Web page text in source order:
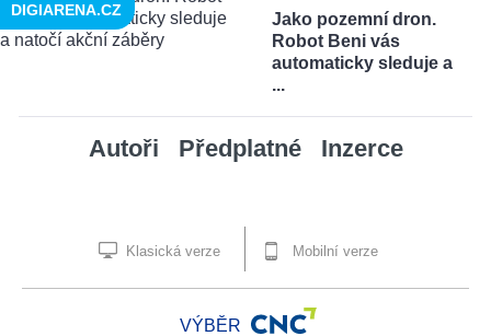
Jako pozemní dron.
Robot Beni vás
automaticky sleduje a
...
DIGIARENA.CZ
Autoři Předplatné Inzerce
Klasická verze Mobilní verze
VÝBĚR